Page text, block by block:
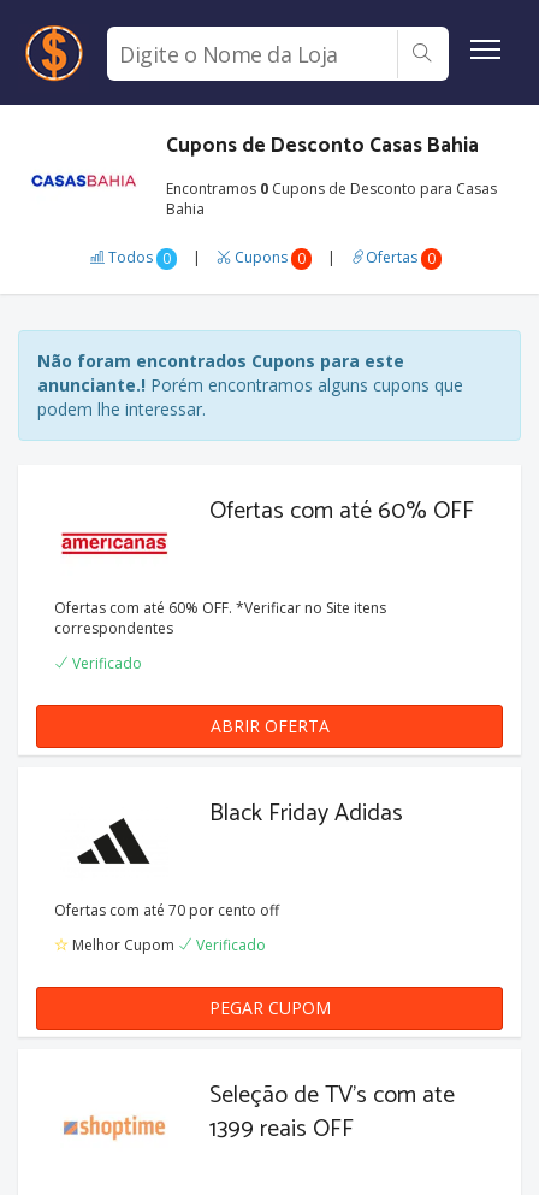
Cupons de Desconto Casas Bahia
Encontramos 0Cupons de Desconto para Casas
Bahia
Todos 0 | Cupons 0 | Ofertas 0
Não foram encontrados Cupons para este
anunciante.! Porém encontramos alguns cupons que
podem lhe interessar.
Ofertas com até 60% OFF
Ofertas com até 60% OFF. *Verificar no Site itens
correspondentes
Verificado
ABRIR OFERTA
Black Friday Adidas
Ofertas com até 70 por cento off
Melhor Cupom
Verificado
PEGAR CUPOM
Seleção de TV's com ate
1399 reais OFF